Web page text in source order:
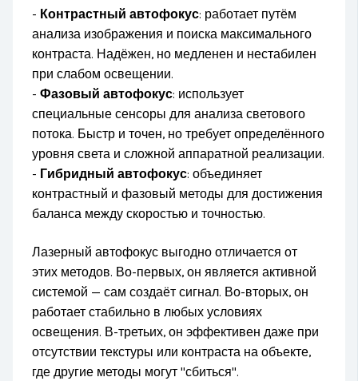
- Контрастный автофокус: работает путём
анализа изображения и поиска максимального
контраста. Надёжен, но медленен и нестабилен
при слабом освещении.
-Фазовый автофокус: использует
специальные сенсоры для анализа светового
потока. Быстр и точен, но требует определённого
уровня света и сложной аппаратной реализации.
- Гибридный автофокус: объединяет
контрастный и фазовый методы для достижения
баланса между скоростью и точностью.
Лазерный автофокус выгодно отличается от
этих методов. Во-первых, он является активной
системой — сам создаёт сигнал. Во-вторых, он
работает стабильно в любых условиях
освещения. В-третьих, он эффективен даже при
отсутствии текстуры или контраста на объекте,
где другие методы могут "сбиться".